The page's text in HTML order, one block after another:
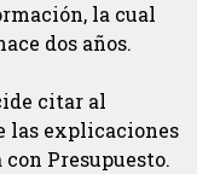
la cual
dos años.
citar al
las explicaciones
Presupuesto.